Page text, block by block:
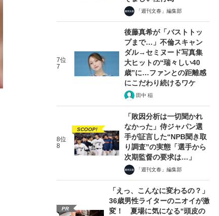
「週刊文春」編集部
7位
7
後藤真希が「バストトッ
プまで…」不倫スキャン
ダル→セミヌード写真集
大ヒットの“瑞々しい40
歳”に…ファンとの距離感
にこだわり続けるワケ
田中 稲
8位
8
SCOOP!
「敗因分析は一切聞かれ
なかった」侍ジャパン選
手が証言した“NPB聞き取
り調査”の実態「選手から
次期監督の要求は…」
「週刊文春」編集部
PR
「えっ、こんなに変わるの？」
36歳男性ライターのニオイが激
変！ 夏場に気になる“頭皮の